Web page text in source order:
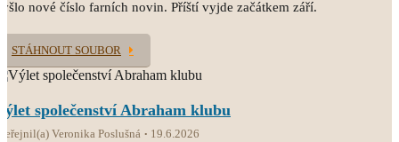
nové číslo farních novin. Příští vyjde začátkem září.
STÁHNOUT SOUBOR
společenství Abraham klubu
Veronika Poslušná 19.6.2026